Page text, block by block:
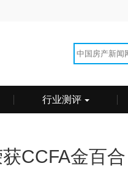
行业测评
CCFA金百合